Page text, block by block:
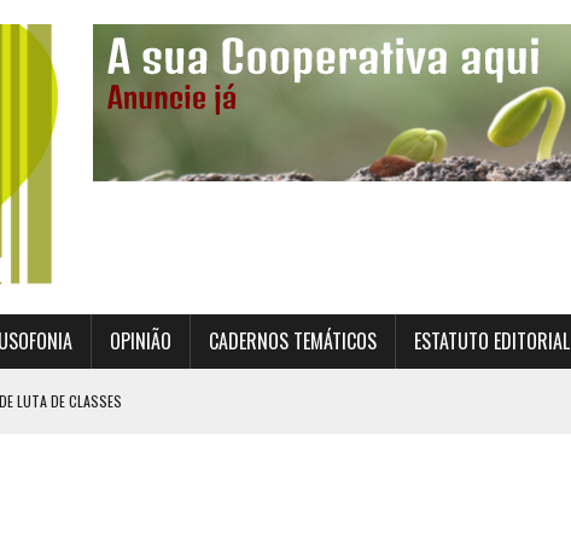
OPINIÃO CADERNOS TEMÁTICOS ESTATUTO EDITORIAL
LUTA DE CLASSES
DAS COOPERATIVAS CREDENCIADAS
GLOBAL